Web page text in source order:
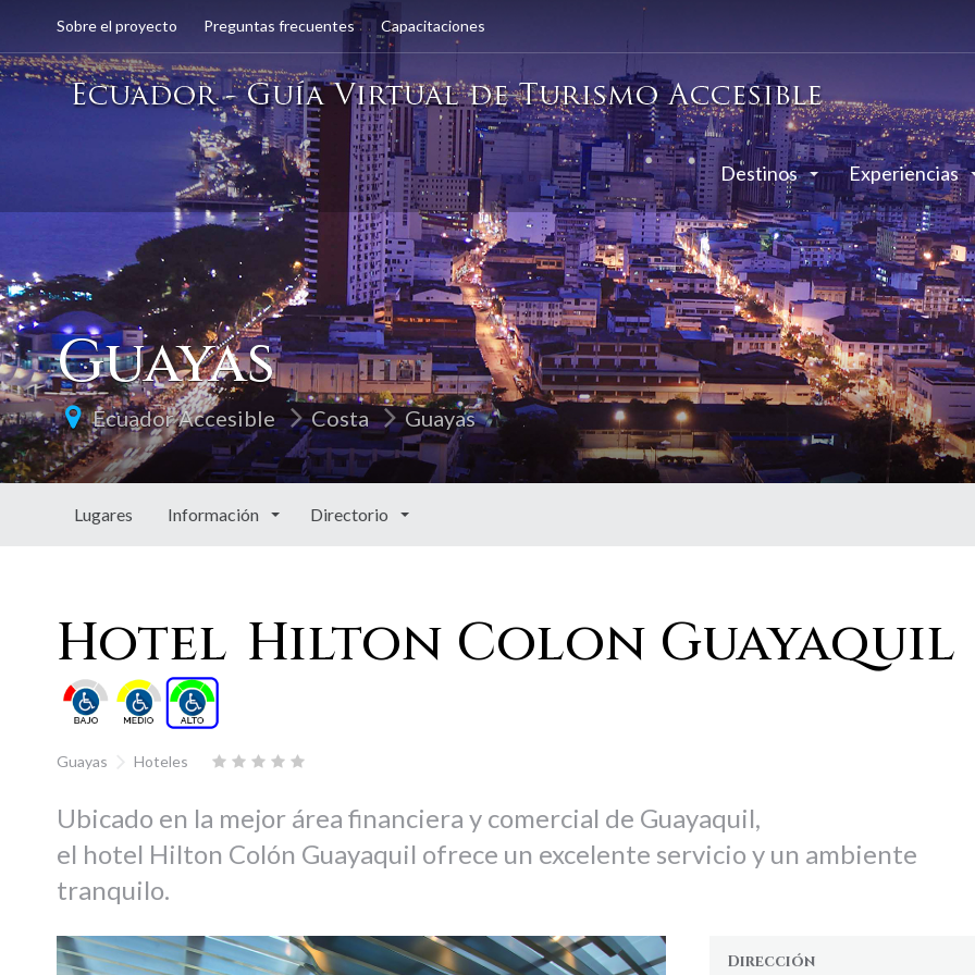
Sobre el proyecto Preguntas frecuentes Capacitaciones
Destinos Experiencias
Guayas
Ecuador Accesible Costa Guayas
Lugares Información Directorio
Hotel Hilton Colon Guayaquil
Guayas Hoteles
Ubicado en la mejor área financiera y comercial de Guayaquil,
el hotel Hilton Colón Guayaquil ofrece un excelente servicio y un ambiente
tranquilo.
Dirección